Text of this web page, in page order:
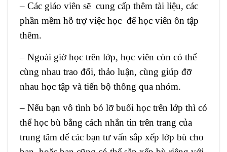
– Các giáo viên sẽ cung cấp thêm tài liệu, các
phần mềm hỗ trợ việc học để học viên ôn tập
thêm.
– Ngoài giờ học trên lớp, học viên còn có thể
cùng nhau trao đổi, thảo luận, cùng giúp đỡ
nhau học tập và tiến bộ thông qua nhóm.
– Nếu bạn vô tình bỏ lỡ buổi học trên lớp thì có
thể học bù bằng cách nhắn tin trên trang của
trung tâm để các bạn tư vấn sắp xếp lớp bù cho